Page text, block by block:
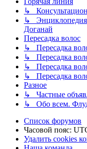
↳
↳ Энциклопедия
Доганай
Пересадка волос
↳ Пересадка
↳ Пересадка
↳ Пересадка
↳ Пересадка
Разное
↳ Частные
↳ Обо всем.
Список форумов
Часовой пояс:
Удалить cookies